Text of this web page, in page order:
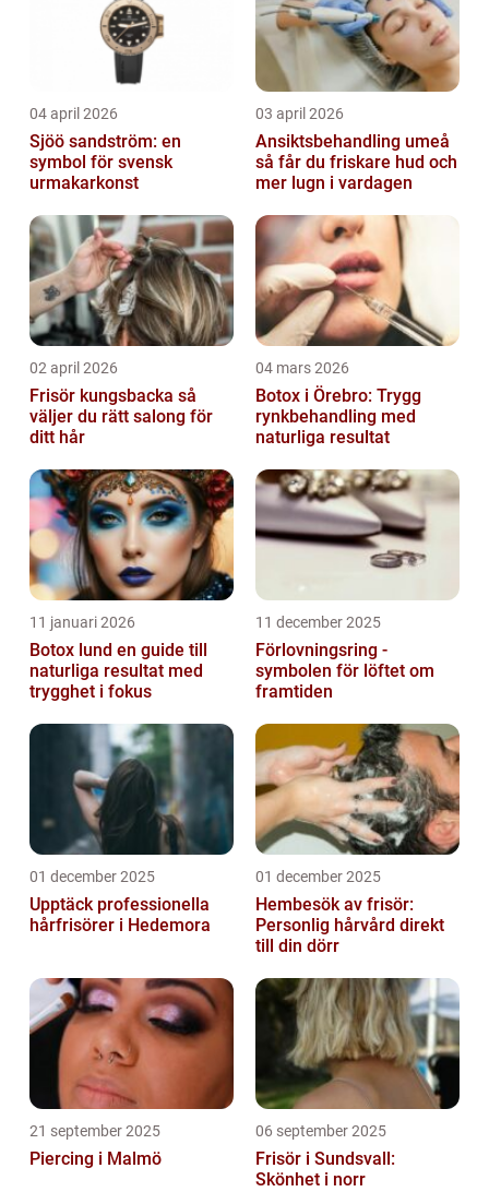
04 april 2026
Sjöö sandström: en
symbol för svensk
urmakarkonst
03 april 2026
Ansiktsbehandling umeå
så får du friskare hud och
mer lugn i vardagen
02 april 2026
Frisör kungsbacka så
väljer du rätt salong för
ditt hår
04 mars 2026
Botox i Örebro: Trygg
rynkbehandling med
naturliga resultat
11 januari 2026
Botox lund en guide till
naturliga resultat med
trygghet i fokus
11 december 2025
Förlovningsring -
symbolen för löftet om
framtiden
01 december 2025
Upptäck professionella
hårfrisörer i Hedemora
01 december 2025
Hembesök av frisör:
Personlig hårvård direkt
till din dörr
21 september 2025
Piercing i Malmö
06 september 2025
Frisör i Sundsvall:
Skönhet i norr